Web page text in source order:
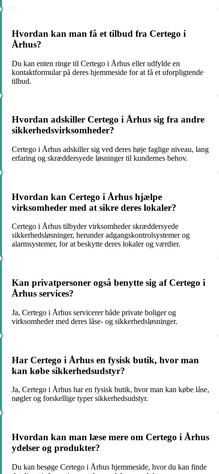
Hvordan kan man få et tilbud fra Certego i
Århus?
Du kan enten ringe til Certego i Århus eller udfylde en
kontaktformular på deres hjemmeside for at få et uforpligtende
tilbud.
Hvordan adskiller Certego i Århus sig fra andre
sikkerhedsvirksomheder?
Certego i Århus adskiller sig ved deres høje faglige niveau, lang
erfaring og skræddersyede løsninger til kundernes behov.
Hvordan kan Certego i Århus hjælpe
virksomheder med at sikre deres lokaler?
Certego i Århus tilbyder virksomheder skræddersyede
sikkerhedsløsninger, herunder adgangskontrolsystemer og
alarmsystemer, for at beskytte deres lokaler og værdier.
Kan privatpersoner også benytte sig af Certego i
Århus services?
Ja, Certego i Århus servicerer både private boliger og
virksomheder med deres låse- og sikkerhedsløsninger.
Har Certego i Århus en fysisk butik, hvor man
kan købe sikkerhedsudstyr?
Ja, Certego i Århus har en fysisk butik, hvor man kan købe låse,
nøgler og forskellige typer sikkerhedsudstyr.
Hvordan kan man læse mere om Certego i Århus
ydelser og produkter?
Du kan besøge Certego i Århus hjemmeside, hvor du kan finde